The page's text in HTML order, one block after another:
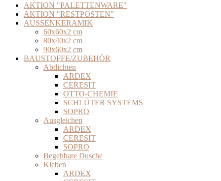
AKTION "PALETTENWARE"
AKTION "RESTPOSTEN"
AUSSENKERAMIK
60x60x2 cm
80x40x2 cm
90x60x2 cm
BAUSTOFFE/ZUBEHÖR
Abdichten
ARDEX
CERESIT
OTTO-CHEMIE
SCHLÜTER SYSTEMS
SOPRO
Ausgleichen
ARDEX
CERESIT
SOPRO
Begehbare Dusche
Kleben
ARDEX